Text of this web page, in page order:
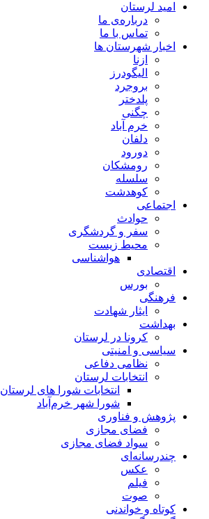
امید لرستان
درباره‌ی ما
تماس با ما
اخبار شهرستان ها
ازنا
الیگودرز
بروجرد
پلدختر
چگنی
خرم آباد
دلفان
دورود
رومشکان
سلسله
کوهدشت
اجتماعی
حوادث
سفر و گردشگری
محیط زیست
هواشناسی
اقتصادی
بورس
فرهنگی
ایثار شهادت
بهداشت
کرونا در لرستان
سیاسی و امنیتی
نظامی دفاعی
انتخابات لرستان
انتخابات شورا های لرستان
شورا شهر خرم‌آباد
پژوهش و فناوری
فضای مجازی
سواد فضای مجازی
چندرسانه‌ای
عكس
فیلم
صوت
کوتاه و خواندنی